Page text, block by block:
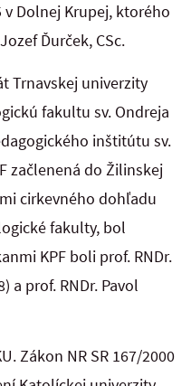
Dolnej Krupej, ktorého
Ďurček, CSc.
Trnavskej univerzity
fakultu sv. Ondreja
inštitútu sv.
začlenená do Žilinskej
cirkevného dohľadu
fakulty, bol
KPF boli prof. RNDr.
a prof. RNDr. Pavol
Zákon NR SR 167/2000